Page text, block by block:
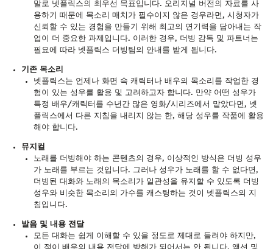
말로 넷플릭스의 최우선 목표입니다. 오리지널 버전의 자료를 사
용하기 때문에 목소리 매치가 필수이지 않은 경우라면, 시청자가
신뢰할 수 있는 경험을 만들기 위해 최고의 연기력을 담아내는 작
업이 더 중요한 과제입니다. 이러한 경우, 더빙 감독 및 파트너는
필요에 따라 넷플릭스 더빙팀의 안내를 받게 됩니다.
기존 목소리
넷플릭스는 언제나 화면 속 캐릭터나 배우의 목소리를 작업한 경
험이 있는 성우를 활용 및 고려하고자 합니다. 만약 어떤 성우가
특정 배우/캐릭터를 수년간 많은 영화/시리즈에서 맡았다면, 넷
플릭스에서 다른 지침을 내리지 않는 한, 해당 성우를 작품에 활용
해야 합니다.
뮤지컬
노래를 더빙해야 하는 콘텐츠의 경우, 이상적인 방식은 더빙 성우
가 노래를 부르는 것입니다. 그러나 성우가 노래를 할 수 없다면,
더빙된 대화와 노래의 목소리가 일관성을 유지할 수 있도록 더빙
성우와 비슷한 목소리의 가수를 캐스팅하는 것이 넷플릭스의 지
침입니다.
발음 및 내용 전달
모든 대화는 쉽게 이해할 수 있을 정도로 제대로 들려야 하지만,
이 점이 배우의 내용 전달에 방해가 되어서는 안 됩니다. 액션 및